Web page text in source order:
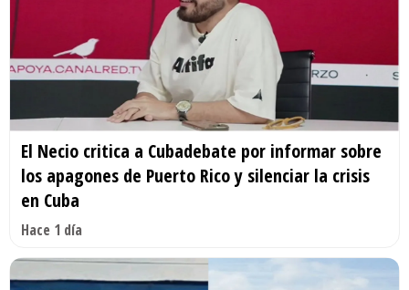
El Necio critica a Cubadebate por informar sobre
los apagones de Puerto Rico y silenciar la crisis
en Cuba
Hace 1 día